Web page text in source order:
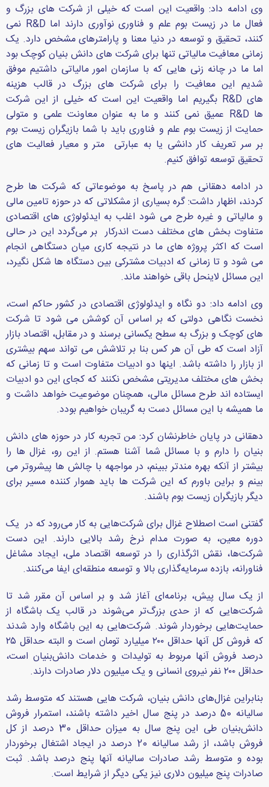
وی ادامه داد: واقعیت این است که خیلی از شرکت های بزرگ و
فعال ما در زیست بوم علم و فناوری نوآوری دارند اماR&D نمی
کنند، تحقیق و توسعه در دنیا معنا و پارامترهای مشخص دارد. یک
زمانی معافیت مالیاتی تنها برای شرکت های دانش بنیان کوچک بود
اما ما در چانه زنی هایی که با سازمان امور مالیاتی داشتیم موفق
شدیم این معافیت را برای شرکت های بزرگ در قالب هزینه
هایR&D بگیریم اما واقعیت این است که خیلی از این شرکت
هاR&D عمیق نمی کنند و ما به عنوان معاونت علمی و متولی
حمایت از زیست بوم علم و فناوری باید با شما بازیگران زیست بوم
بر سر تعریف کار دانشی یا به عبارتی متر و معیار فعالیت های
تحقیق توسعه توافق کنیم.
در ادامه دهقانی هم در پاسخ به موضوعاتی که شرکت ها طرح
کردند، اظهار داشت: گره بسیاری از مشکلاتی که در حوزه تامین مالی
و مالیاتی و غیره طرح می شود اغلب به ایدئولوژی های اقتصادی
متفاوت بخش های مختلف دست اندرکار بر می‌گردد این در حالی
است که اکثر پروژه های ما در نتیجه کاری میان دستگاهی انجام
می شود و تا زمانی که ادبیات مشترکی بین دستگاه ها شکل نگیرد،
این مسائل لاینحل باقی خواهند ماند.
وی ادامه داد: دو نگاه و ایدئولوژی اقتصادی در کشور حاکم است،
نخست نگاهی دولتی که بر اساس آن کوشش می شود تا شرکت
های کوچک و بزرگ به سطح یکسانی برسند و در مقابل، اقتصاد بازار
آزاد است که طی آن هر کس بنا بر تلاشش می تواند سهم بیشتری
از بازار را داشته باشد. اینها دو ادبیات متفاوت است و تا زمانی که
بخش های مختلف مدیریتی مشخص نکنند که کجای این دو ادبیات
ایستاده اند طرح مسائل مالی، همچنان موضوعیت خواهد داشت و
ما همیشه با این مسائل دست به گریبان خواهیم بودد.
دهقانی در پایان خاطرنشان کرد: من تجربه کار در حوزه های دانش
بنیان را دارم و با مسائل شما آشنا هستم. از این رو، غزال ها را
بیشتر از آنکه بهره مندتر ببینم، در مواجهه با چالش ها پیشروتر می
بینم و براین باورم که این شرکت ها باید هموار کننده مسیر برای
دیگر بازیگران زیست بوم باشند.
گفتنی است اصطلاح غزال برای شرکت‌هایی به کار می‌رود که در یک
دوره معین، به صورت مدام نرخ رشد بالایی دارند. این دست
شرکت‌ها، نقش اثرگذاری را در توسعه اقتصاد ملی، ایجاد مشاغل
فناورانه، بازده سرمایه‌گذاری بالا و توسعه منطقه‌ای ایفا می‌کنند.
از یک سال پیش، برنامه‌ای آغاز شد و بر اساس آن مقرر شد تا
شرکت‌هایی که از حدی بزرگ‌تر می‌شوند در قالب یک باشگاه از
حمایت‌هایی برخوردار شوند. شرکت‌هایی به این باشگاه وارد شدند
که فروش کل آنها حداقل ۲۰۰ میلیارد تومان است و البته حداقل ۲۵
درصد فروش آنها مربوط به تولیدات و خدمات دانش‌بنیان است،
حداقل ۲۰۰ نفر نیروی انسانی و یک میلیون دلار صادرات دارند.
بنابراین غزال‌های دانش بنیان، شرکت هایی هستند که متوسط رشد
سالیانه 50 درصد در پنج سال اخیر داشته باشند، استمرار فروش
دانش‌بنیان طی این پنج سال به میزان حداقل 30 درصد از کل
فروش باشد، از رشد سالیانه 20 درصد در ایجاد اشتغال برخوردار
بوده و متوسط رشد صادرات سالیانه آنها پنج درصد باشد. ثبت
صادرات پنج میلیون دلاری نیز یکی دیگر از شرایط است.